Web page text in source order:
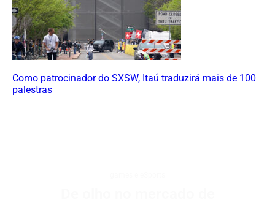
Como patrocinador do SXSW, Itaú traduzirá mais de 100
palestras